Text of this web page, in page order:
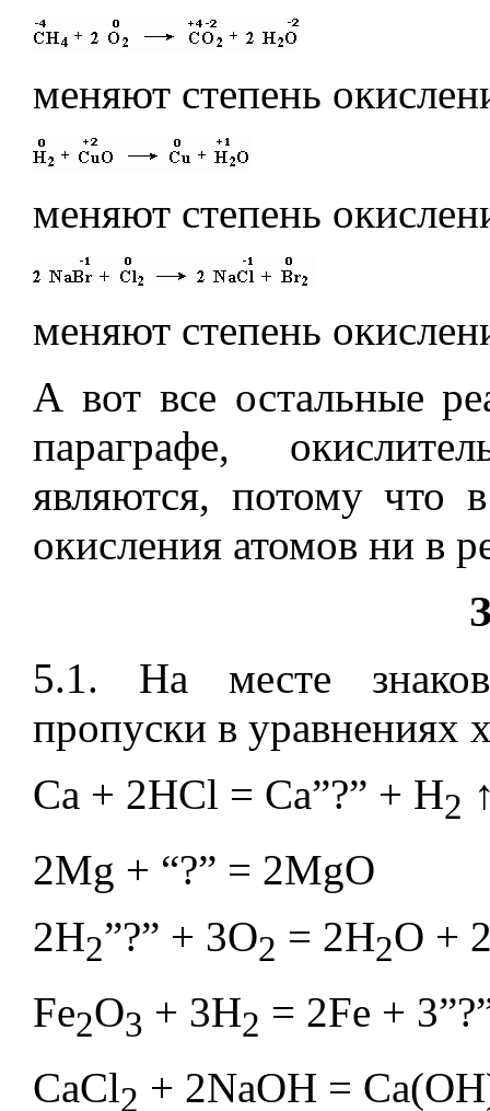
меняют степень
меняют степень
меняют степень
А вот все остальные
параграфе,
являются, потому что
окисления атомов ни в
5.1. На месте
пропуски в уравнениях
Ca + 2HCl = Ca”?” + H2
2Mg + “?” = 2MgO
2H2”?” + 3O2 = 2H2O +
Fe2O3 + 3H2 = 2Fe +
CaCl2 + 2NaOH =